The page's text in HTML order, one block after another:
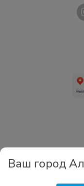
Ваш город